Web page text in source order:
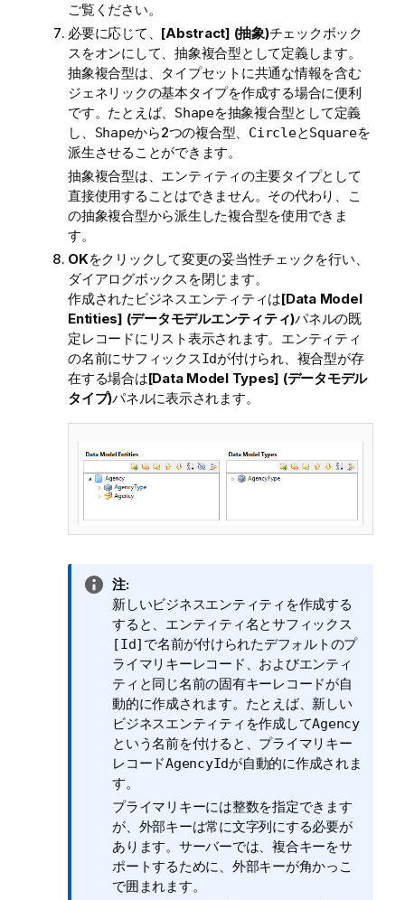
ご覧ください。
必要に応じて、 [Abstract] (抽象)チェックボック
スをオンにして、抽象複合型として定義します。
抽象複合型は、タイプセットに共通な情報を含む
ジェネリックの基本タイプを作成する場合に便利
です。たとえば、 Shapeを抽象複合型として定義
し、
Shapeから2つの複合型、 CircleとSquareを
派生させることができます。
抽象複合型は、エンティティの主要タイプとして
直接使用することはできません。その代わり、こ
の抽象複合型から派生した複合型を使用できま
す。
OKをクリックして変更の妥当性チェックを行い、
ダイアログボックスを閉じます。
作成されたビジネスエンティティは[Data Model
Entities] (データモデルエンティティ)パネルの既
定レコードにリスト表示されます。エンティティ
の名前にサフィックスIdが付けられ、複合型が存
在する場合は[Data Model Types] (データモデル
タイプ)パネルに表示されます。
情
報
メ
モ
注:
新しいビジネスエンティティを作成する
すると、エンティティ名とサフィックス
[Id] で名前が付けられたデフォルトのプ
ライマリキーレコード、およびエンティ
ティと同じ名前の固有キーレコードが自
動的に作成されます。たとえば、新しい
ビジネスエンティティを作成してAgency
という名前を付けると、プライマリキー
レコードAgencyIdが自動的に作成されま
す。
プライマリキーには整数を指定できます
が、外部キーは常に文字列にする必要が
あります。サーバーでは、複合キーをサ
ポートするために、外部キーが角かっこ
で囲まれます。